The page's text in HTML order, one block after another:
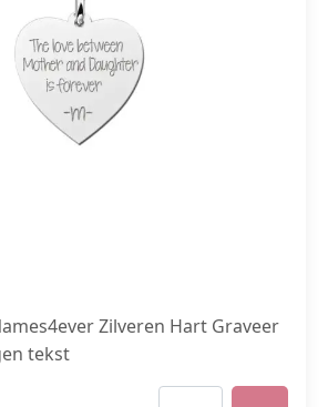
Zilveren Hart Graveer
tekst